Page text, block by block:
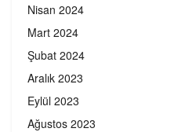
Nisan 2024
Mart 2024
Şubat 2024
Aralık 2023
Eylül 2023
Ağustos 2023